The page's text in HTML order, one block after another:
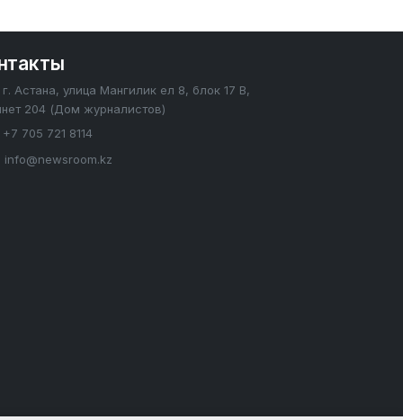
г. Астана, улица Мангилик ел 8, блок 17 В,
204 (Дом журналистов)
+7 705 721 8114
info@newsroom.kz